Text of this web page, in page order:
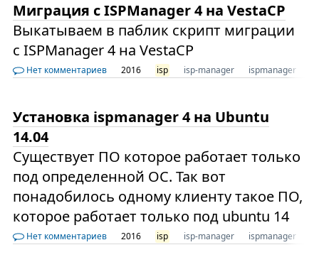
Миграция с ISPManager 4 на VestaCP
Выкатываем в паблик скрипт миграции
с ISPManager 4 на VestaCP
Нет комментариев 2016 isp isp-manager ispmanager
Установка ispmanager 4 на Ubuntu
14.04
Существует ПО которое работает только
под определенной ОС. Так вот
понадобилось одному клиенту такое ПО,
которое работает только под ubuntu 14
Нет комментариев 2016 isp isp-manager ispmanager